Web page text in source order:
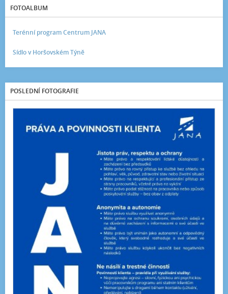
FOTOALBUM
Terénní program Centrum JANA
Sídlo v Horšovském Týně
POSLEDNÍ FOTOGRAFIE